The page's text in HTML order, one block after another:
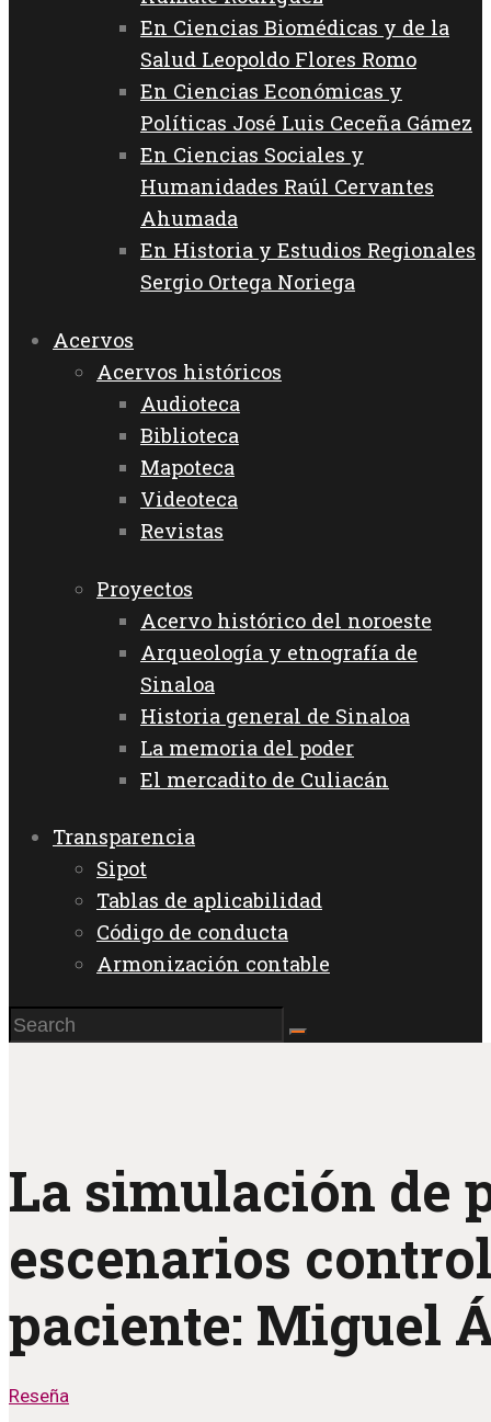
En Ciencias Biomédicas y de la
Salud Leopoldo Flores Romo
En Ciencias Económicas y
Políticas José Luis Ceceña Gámez
En Ciencias Sociales y
Humanidades Raúl Cervantes
Ahumada
En Historia y Estudios Regionales
Sergio Ortega Noriega
Acervos
Acervos históricos
Audioteca
Biblioteca
Mapoteca
Videoteca
Revistas
Proyectos
Acervo histórico del noroeste
Arqueología y etnografía de
Sinaloa
Historia general de Sinaloa
La memoria del poder
El mercadito de Culiacán
Transparencia
Sipot
Tablas de aplicabilidad
Código de conducta
Armonización contable
La simulación de
escenarios
paciente: Miguel
Reseña